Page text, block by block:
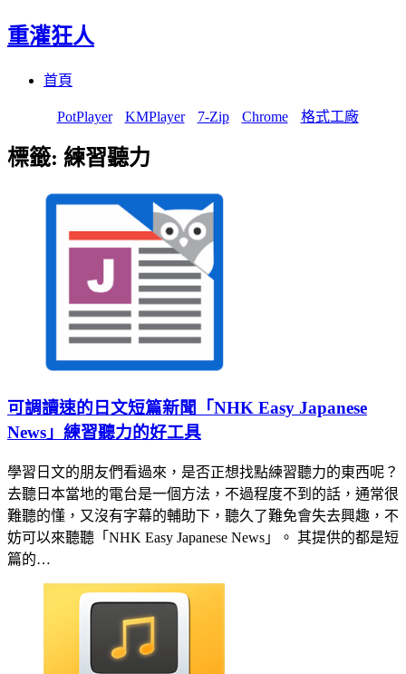
重灌狂人
首頁
PotPlayer KMPlayer 7-Zip Chrome 格式工廠
標籤: 練習聽力
可調讀速的日文短篇新聞「NHK Easy Japanese
News」練習聽力的好工具
學習日文的朋友們看過來，是否正想找點練習聽力的東西呢？
去聽日本當地的電台是一個方法，不過程度不到的話，通常很
難聽的懂，又沒有字幕的輔助下，聽久了難免會失去興趣，不
妨可以來聽聽「NHK Easy Japanese News」。 其提供的都是短
篇的…